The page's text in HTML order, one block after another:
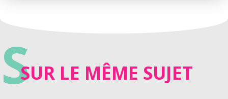
SSUR LE MÊME SUJET